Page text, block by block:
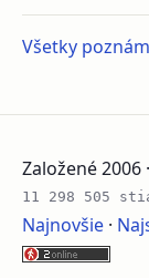
Všetky
Založené
11 298 505
Najnovšie ·